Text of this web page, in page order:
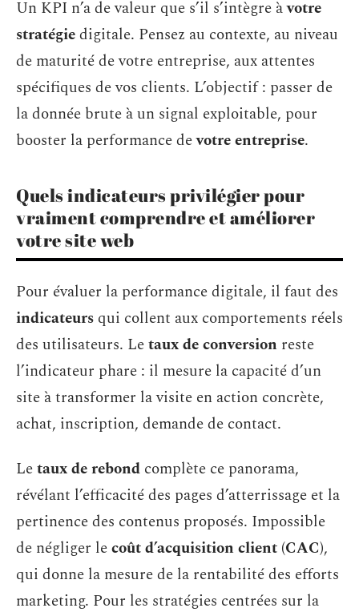
Un KPI n’a de valeur que s’il s’intègre àvotre
stratégiedigitale. Pensez au contexte, au niveau
de maturité de votre entreprise, aux attentes
spécifiques de vos clients. L’objectif : passer de
la donnée brute à un signal exploitable, pour
booster la performance devotre entreprise.
Quels indicateurs privilégier pour
vraiment comprendre et améliorer
votre site web
Pour évaluer la performance digitale, il faut des
indicateurs qui collent aux comportements réels
des utilisateurs. Letaux de conversion reste
l’indicateur phare : il mesure la capacité d’un
site à transformer la visite en action concrète,
achat, inscription, demande de contact.
Letaux de rebond complète ce panorama,
révélant l’efficacité des pages d’atterrissage et la
pertinence des contenus proposés. Impossible
de négliger lecoût d’acquisition client (CAC),
qui donne la mesure de la rentabilité des efforts
marketing. Pour les stratégies centrées sur la